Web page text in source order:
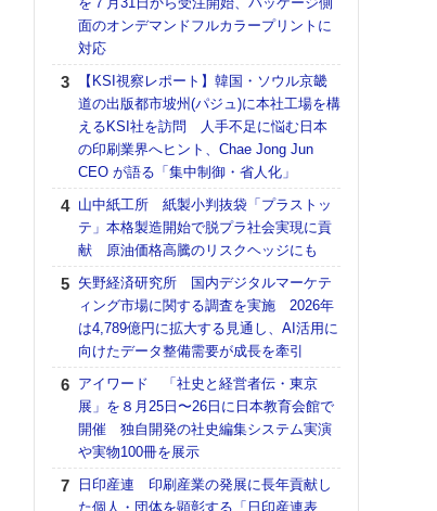
面のオンデマンドフルカラープリントに
対応
【KSI視察レポート】韓国・ソウル京畿
道の出版都市坡州(パジュ)に本社工場を構
えるKSI社を訪問 人手不足に悩む日本
の印刷業界へヒント、Chae Jong Jun
CEO が語る「集中制御・省人化」
山中紙工所 紙製小判抜袋「プラストッ
テ」本格製造開始で脱プラ社会実現に貢
献 原油価格高騰のリスクヘッジにも
矢野経済研究所 国内デジタルマーケテ
ィング市場に関する調査を実施 2026年
は4,789億円に拡大する見通し、AI活用に
向けたデータ整備需要が成長を牽引
アイワード 「社史と経営者伝・東京
展」を８月25日〜26日に日本教育会館で
開催 独自開発の社史編集システム実演
や実物100冊を展示
日印産連 印刷産業の発展に長年貢献し
た個人・団体を顕彰する「日印産連表